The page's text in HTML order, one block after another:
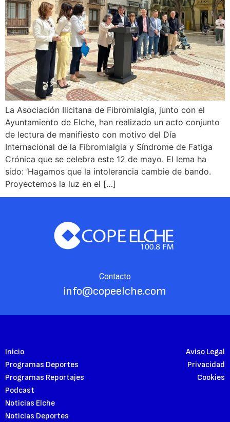
La Asociación Ilicitana de Fibromialgia, junto con el
Ayuntamiento de Elche, han realizado un acto conjunto
de lectura de manifiesto con motivo del Día
Internacional de la Fibromialgia y Síndrome de Fatiga
Crónica que se celebra este 12 de mayo. El lema ha
sido: ‘Hagamos que la intolerancia cambie de bando.
Proyectemos la luz en el […]
Contacto
info@copeelche.com
Inicio
Programas Deportes
Programas Reportajes
Podcast
Noticias Elche
Noticias Deportes
Aviso Legal
Privacidad
Cookies